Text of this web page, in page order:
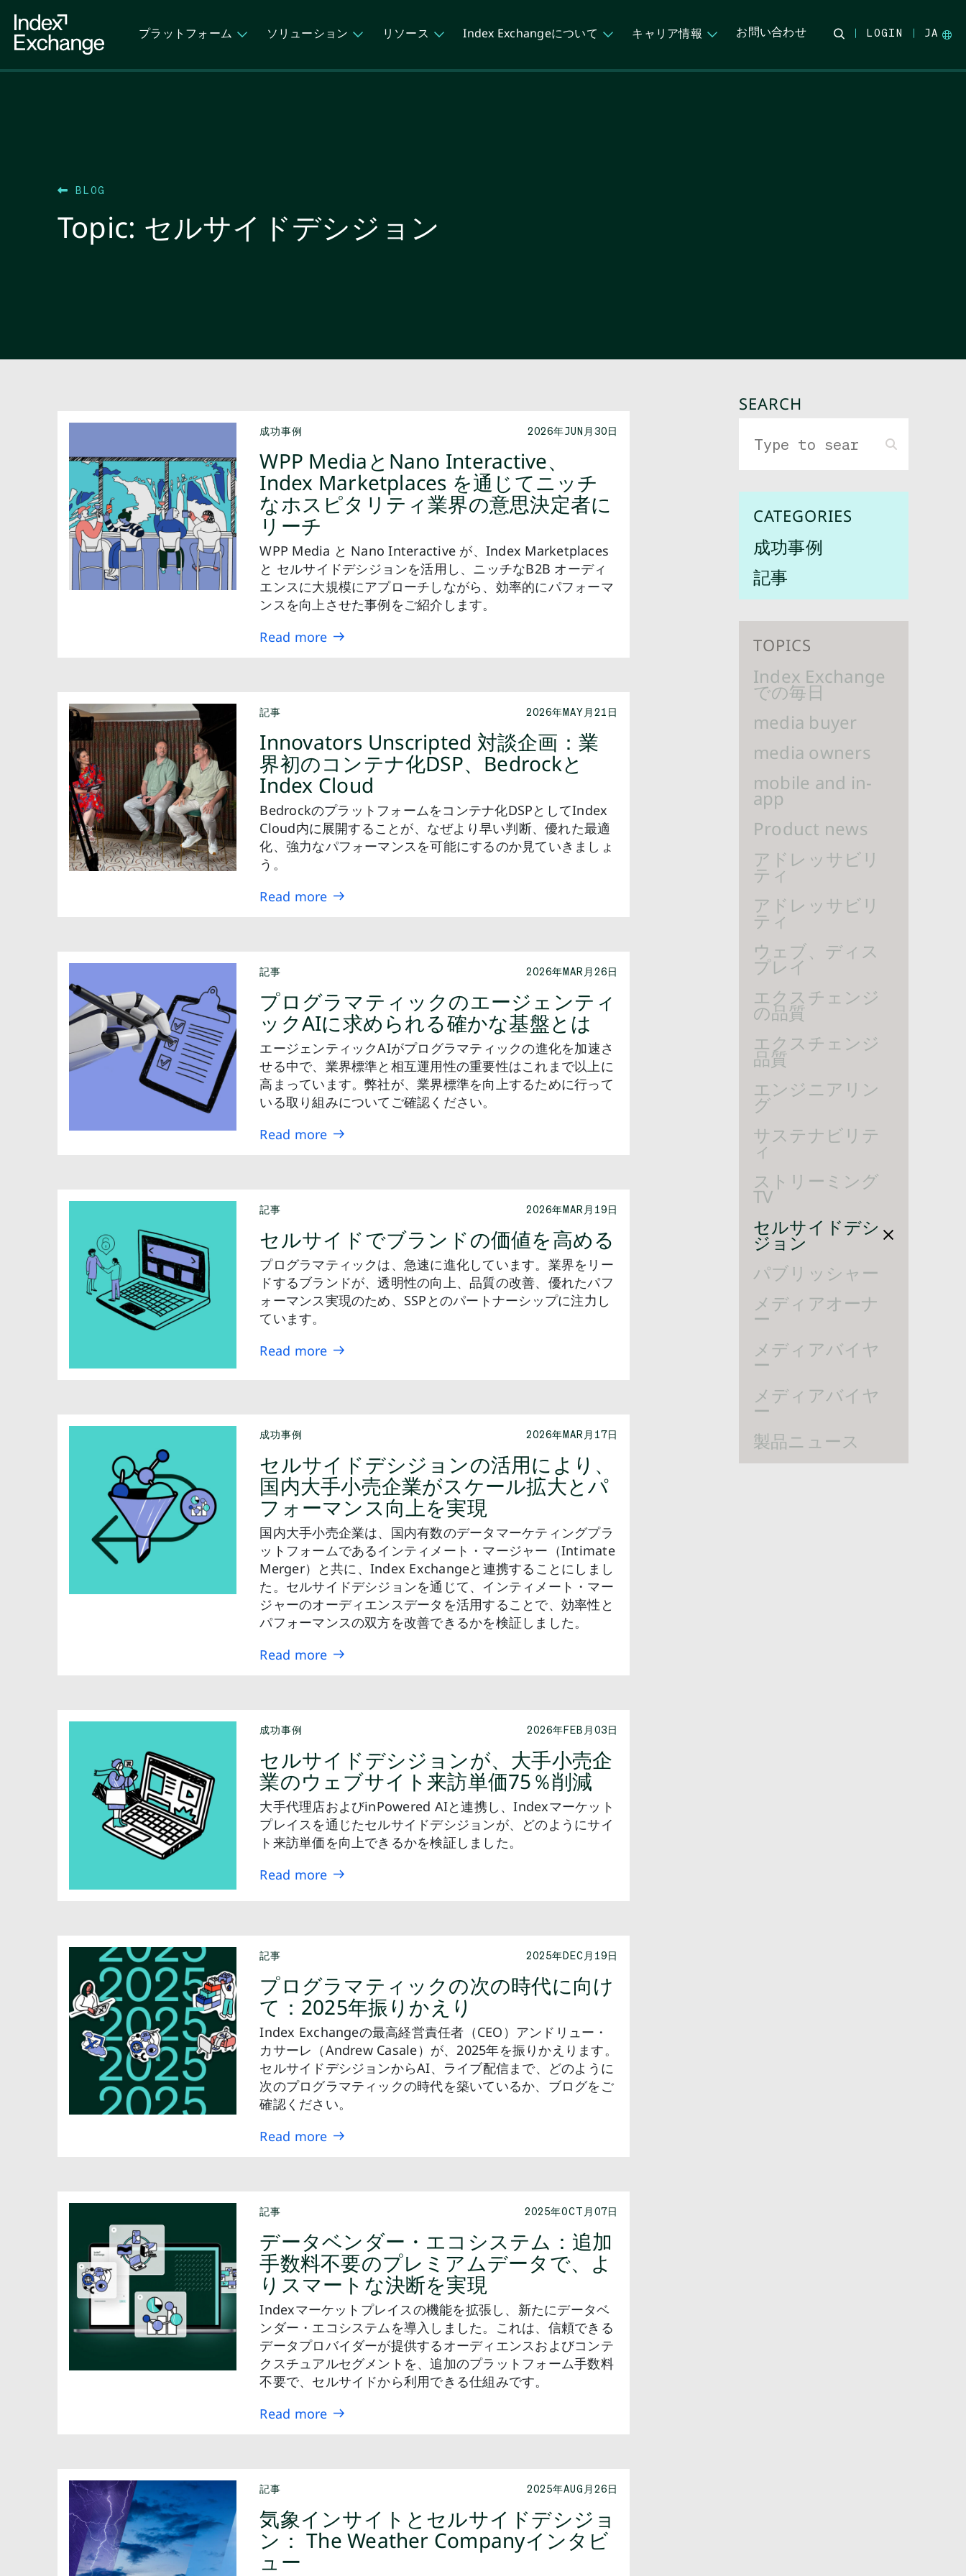
Index Exchange Home page
プラットフォーム ソリューション リソース Index Exchangeについて キャリア情報 お問い合わせ LOGIN JA
BLOG
Topic: セルサイドデシジョン
成功事例 2026年JUN月30日
WPP MediaとNano Interactive、
Index Marketplaces を通じてニッチ
なホスピタリティ業界の意思決定者に
リーチ
WPP Media と Nano Interactive が、Index Marketplaces
と セルサイドデシジョンを活用し、ニッチなB2B オーディ
エンスに大規模にアプローチしながら、効率的にパフォーマ
ンスを向上させた事例をご紹介します。
Read more
記事 2026年MAY月21日
Innovators Unscripted 対談企画：業
界初のコンテナ化DSP、Bedrockと
Index Cloud
Bedrockのプラットフォームをコンテナ化DSPとしてIndex
Cloud内に展開することが、なぜより早い判断、優れた最適
化、強力なパフォーマンスを可能にするのか見ていきましょ
う。
Read more
記事 2026年MAR月26日
プログラマティックのエージェンティ
ックAIに求められる確かな基盤とは
エージェンティックAIがプログラマティックの進化を加速さ
せる中で、業界標準と相互運用性の重要性はこれまで以上に
高まっています。弊社が、業界標準を向上するために行って
いる取り組みについてご確認ください。
Read more
記事 2026年MAR月19日
セルサイドでブランドの価値を高める
プログラマティックは、急速に進化しています。業界をリー
ドするブランドが、透明性の向上、品質の改善、優れたパフ
ォーマンス実現のため、SSPとのパートナーシップに注力し
ています。
Read more
成功事例 2026年MAR月17日
セルサイドデシジョンの活用により、
国内大手小売企業がスケール拡大とパ
フォーマンス向上を実現
国内大手小売企業は、国内有数のデータマーケティングプラ
ットフォームであるインティメート・マージャー（Intimate
Merger）と共に、Index Exchangeと連携することにしまし
た。セルサイドデシジョンを通じて、インティメート・マー
ジャーのオーディエンスデータを活用することで、効率性と
パフォーマンスの双方を改善できるかを検証しました。
Read more
成功事例 2026年FEB月03日
セルサイドデシジョンが、大手小売企
業のウェブサイト来訪単価75％削減
大手代理店およびinPowered AIと連携し、Indexマーケット
プレイスを通じたセルサイドデシジョンが、どのようにサイ
ト来訪単価を向上できるかを検証しました。
Read more
記事 2025年DEC月19日
プログラマティックの次の時代に向け
て：2025年振りかえり
Index Exchangeの最高経営責任者（CEO）アンドリュー・
カサーレ（Andrew Casale）が、2025年を振りかえります。
セルサイドデシジョンからAI、ライブ配信まで、どのように
次のプログラマティックの時代を築いているか、ブログをご
確認ください。
Read more
記事 2025年OCT月07日
データベンダー・エコシステム：追加
手数料不要のプレミアムデータで、よ
りスマートな決断を実現
Indexマーケットプレイスの機能を拡張し、新たにデータベ
ンダー・エコシステムを導入しました。これは、信頼できる
データプロバイダーが提供するオーディエンスおよびコンテ
クスチュアルセグメントを、追加のプラットフォーム手数料
不要で、セルサイドから利用できる仕組みです。
Read more
記事 2025年AUG月26日
気象インサイトとセルサイドデシジョ
ン： The Weather Companyインタビ
ュー
SEARCH
CATEGORIES
成功事例
記事
TOPICS
Index Exchange
での毎日
media buyer
media owners
mobile and in-
app
Product news
アドレッサビリ
ティ
アドレッサビリ
ティ
ウェブ、ディス
プレイ
エクスチェンジ
の品質
エクスチェンジ
品質
エンジニアリン
グ
サステナビリテ
ィ
ストリーミング
TV
セルサイドデシ
ジョン
パブリッシャー
メディアオーナ
ー
メディアバイヤ
ー
メディアバイヤ
ー
製品ニュース